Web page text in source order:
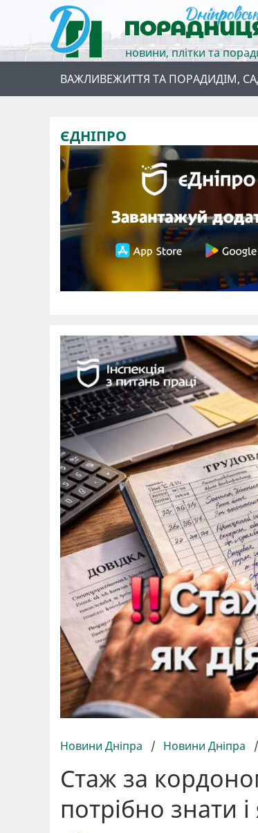
новини, плітки та
ВАЖЛИВЕЖИТТЯ ТА ПОРАДИДІМ,
ЄДНІПРО
Новини Дніпра / Новини Дніпра /
Стаж за
потрібно знати і